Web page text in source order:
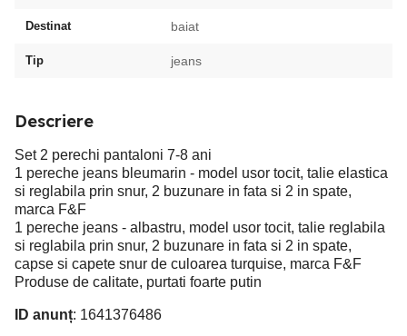
Destinat baiat
Tip jeans
Descriere
Set 2 perechi pantaloni 7-8 ani
1 pereche jeans bleumarin - model usor tocit, talie elastica
si reglabila prin snur, 2 buzunare in fata si 2 in spate,
marca F&F
1 pereche jeans - albastru, model usor tocit, talie reglabila
si reglabila prin snur, 2 buzunare in fata si 2 in spate,
capse si capete snur de culoarea turquise, marca F&F
Produse de calitate, purtati foarte putin
ID anunț: 1641376486